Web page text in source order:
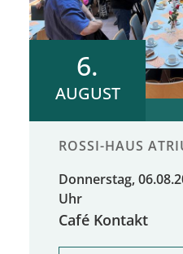
6.
AUGUST
ROSSI-HAUS
Donnerstag,
Uhr
Café Kontakt